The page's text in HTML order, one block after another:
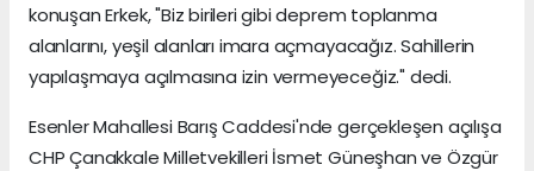
konuşan Erkek, "Biz birileri gibi deprem toplanma
alanlarını, yeşil alanları imara açmayacağız. Sahillerin
yapılaşmaya açılmasına izin vermeyeceğiz." dedi.
Esenler Mahallesi Barış Caddesi'nde gerçekleşen açılışa
CHP Çanakkale Milletvekilleri İsmet Güneşhan ve Özgür